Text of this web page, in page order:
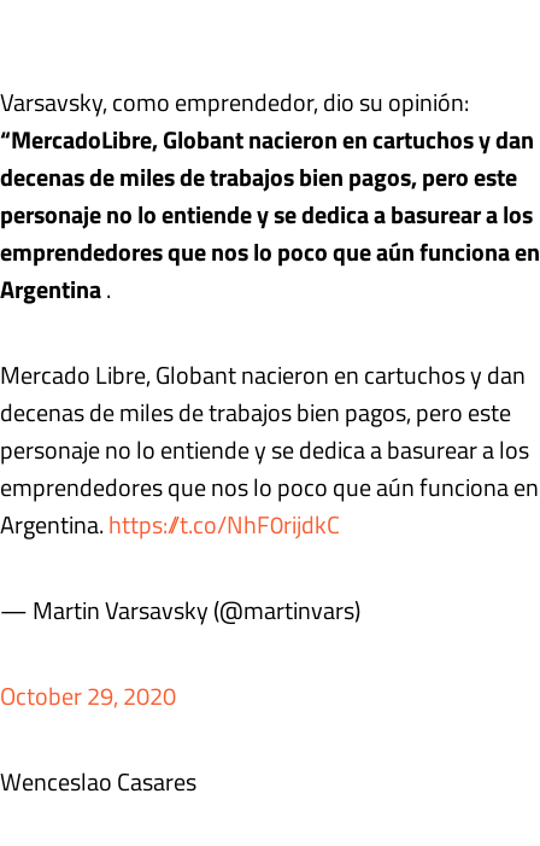
Varsavsky, como emprendedor, dio su opinión:
“MercadoLibre, Globant nacieron en cartuchos y dan
decenas de miles de trabajos bien pagos, pero este
personaje no lo entiende y se dedica a basurear a los
emprendedores que nos lo poco que aún funciona en
Argentina.
Mercado Libre, Globant nacieron en cartuchos y dan
decenas de miles de trabajos bien pagos, pero este
personaje no lo entiende y se dedica a basurear a los
emprendedores que nos lo poco que aún funciona en
Argentina.https://t.co/NhF0rijdkC
— Martin Varsavsky (@martinvars)
October 29, 2020
Wenceslao Casares